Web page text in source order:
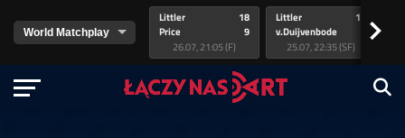
Littler
Price
18
9
26.07, 21:05 (F)
Littler
v.Duijvenbode
17
25.07, 22:35 (SF)
>